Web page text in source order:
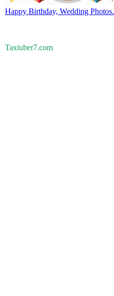
Happy Birthday, Wedding Photos.
Taxiuber7.com